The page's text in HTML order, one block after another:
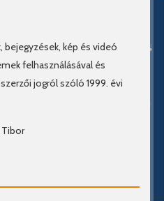
kép és videó
felhasználásával és
jogról szóló 1999. évi